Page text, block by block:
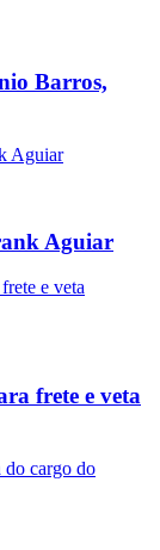
Barros,
Aguiar
frete e veta